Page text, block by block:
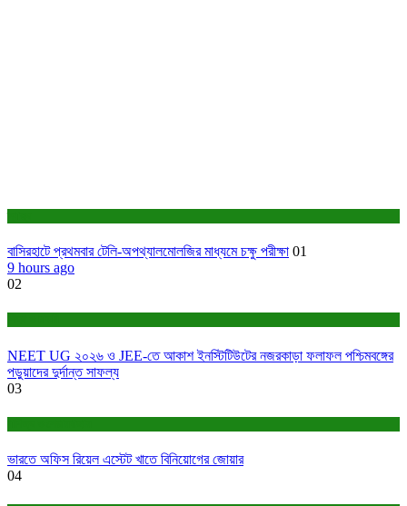
বাসিরহাটে প্রথমবার টেলি-অপথ্যালমোলজির মাধ্যমে চক্ষু পরীক্ষা 01
9 hours ago
02
NEET UG ২০২৬ ও JEE-তে আকাশ ইনস্টিটিউটের নজরকাড়া ফলাফল পশ্চিমবঙ্গের
পড়ুয়াদের দুর্দান্ত সাফল্য
03
ভারতে অফিস রিয়েল এস্টেট খাতে বিনিয়োগের জোয়ার
04